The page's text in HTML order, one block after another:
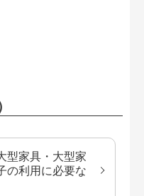
型家具・大型家
の利用に必要な